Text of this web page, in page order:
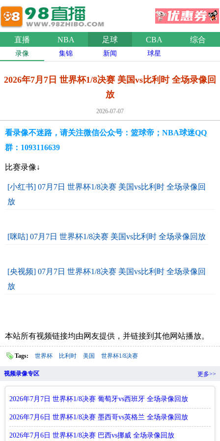
直播 NBA 足球 CBA 综合
录像 集锦 新闻 球星
2026年7月7日 世界杯1/8决赛 美国vs比利时 全场录像回
放
2026-07-07
看录像不迷路，请关注微信公众号：篮球帝；NBA球迷QQ
群：1093116639
比赛录像↓
[小红书] 07月7日 世界杯1/8决赛 美国vs比利时 全场录像回
放
[咪咕] 07月7日 世界杯1/8决赛 美国vs比利时 全场录像回放
[央视频] 07月7日 世界杯1/8决赛 美国vs比利时 全场录像回
放
本站所有视频链接均由网友提供，并链接到其他网站播放。
Tags: 世界杯 比利时 美国 世界杯1/8决赛
视频录像专区 更多>>
2026年7月7日 世界杯1/8决赛 葡萄牙vs西班牙 全场录像回放
2026年7月6日 世界杯1/8决赛 墨西哥vs英格兰 全场录像回放
2026年7月6日 世界杯1/8决赛 巴西vs挪威 全场录像回放